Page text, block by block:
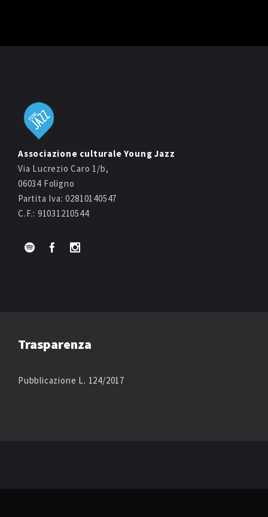
Associazione culturale Young Jazz
Via Lucrezio Caro 1/b,
06034 Foligno
Partita Iva: 02810140547
C.F.: 91031210544
Trasparenza
Pubblicazione L. 124/2017